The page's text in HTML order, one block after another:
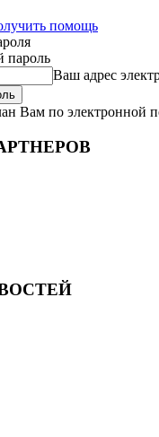
помощь
пароль
Ваш адрес
Вам по электронной